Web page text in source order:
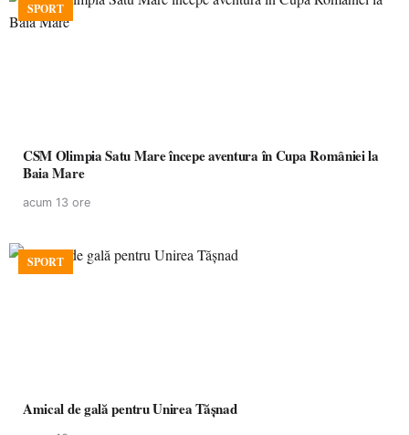
SPORT
CSM Olimpia Satu Mare începe aventura în Cupa României la
Baia Mare
acum 13 ore
SPORT
Amical de gală pentru Unirea Tășnad